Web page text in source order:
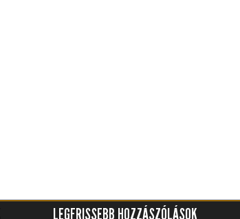
LEGFRISSEBB HOZZÁSZÓLÁSOK